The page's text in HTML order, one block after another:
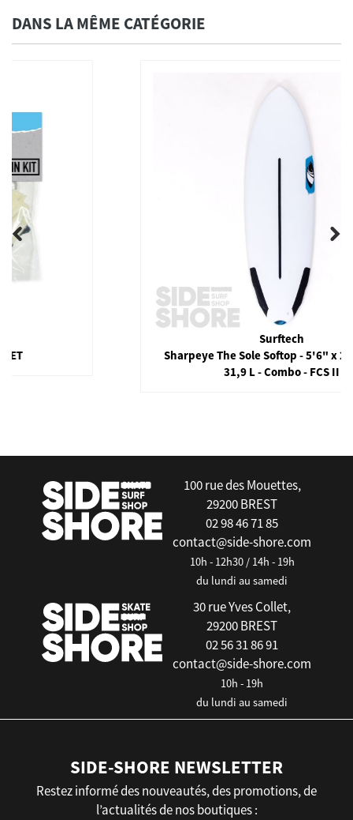
DANS LA MÊME CATÉGORIE
Sharpeye The Sole Softop - 5'6" x 20" x 2.6" -
31,9 L - Combo - FCS II
100 rue des Mouettes,
29200 BREST
02 98 46 71 85
contact@side-shore.com
10h - 12h30 / 14h - 19h
du lundi au samedi
30 rue Yves Collet,
29200 BREST
02 56 31 86 91
contact@side-shore.com
10h - 19h
du lundi au samedi
SIDE-SHORE NEWSLETTER
Restez informé des nouveautés, des promotions, de
l’actualités de nos boutiques :